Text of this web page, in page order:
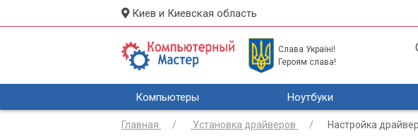
Киев и Киевская область
Слава Україні!
Героям слава!
Компьютеры Ноутбуки
Главная Установка драйверов Настройка